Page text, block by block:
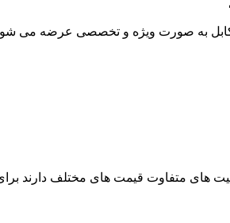
مختلف دارند برای استعلام قیمت به روز کابل تلفن 6